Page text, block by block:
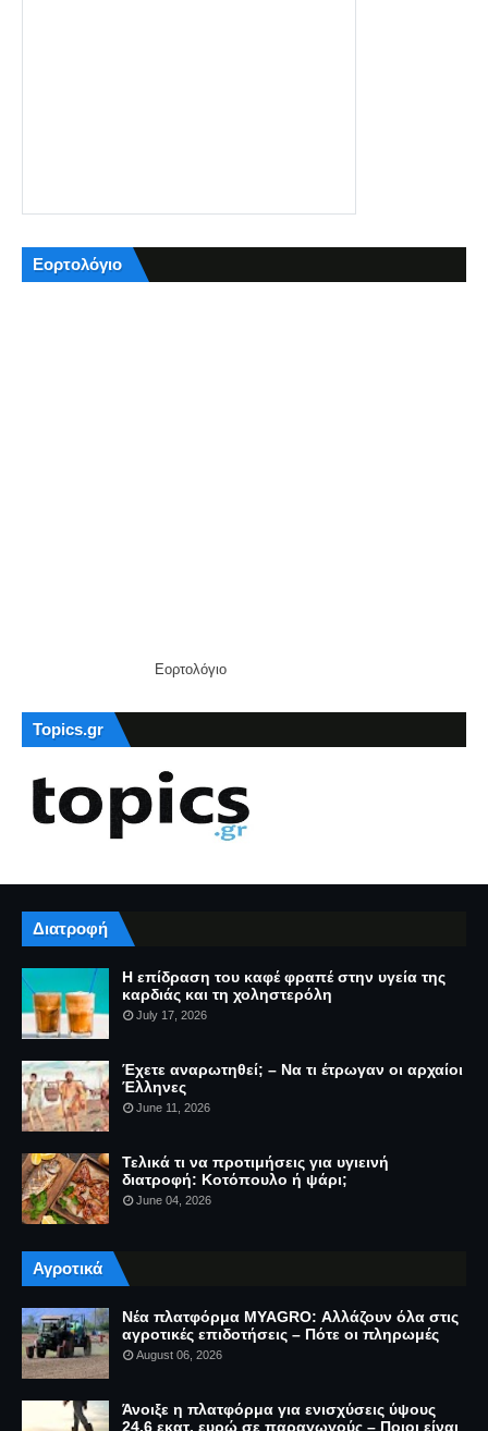
Εορτολόγιο
Εορτολόγιο
Topics.gr
Διατροφή
Η επίδραση του καφέ φραπέ στην υγεία της
καρδιάς και τη χοληστερόλη
July 17, 2026
Έχετε αναρωτηθεί; – Να τι έτρωγαν οι αρχαίοι
Έλληνες
June 11, 2026
Τελικά τι να προτιμήσεις για υγιεινή
διατροφή: Κοτόπουλο ή ψάρι;
June 04, 2026
Αγροτικά
Νέα πλατφόρμα MYAGRO: Αλλάζουν όλα στις
αγροτικές επιδοτήσεις – Πότε οι πληρωμές
August 06, 2026
Άνοιξε η πλατφόρμα για ενισχύσεις ύψους
24,6 εκατ. ευρώ σε παραγωγούς – Ποιοι είναι